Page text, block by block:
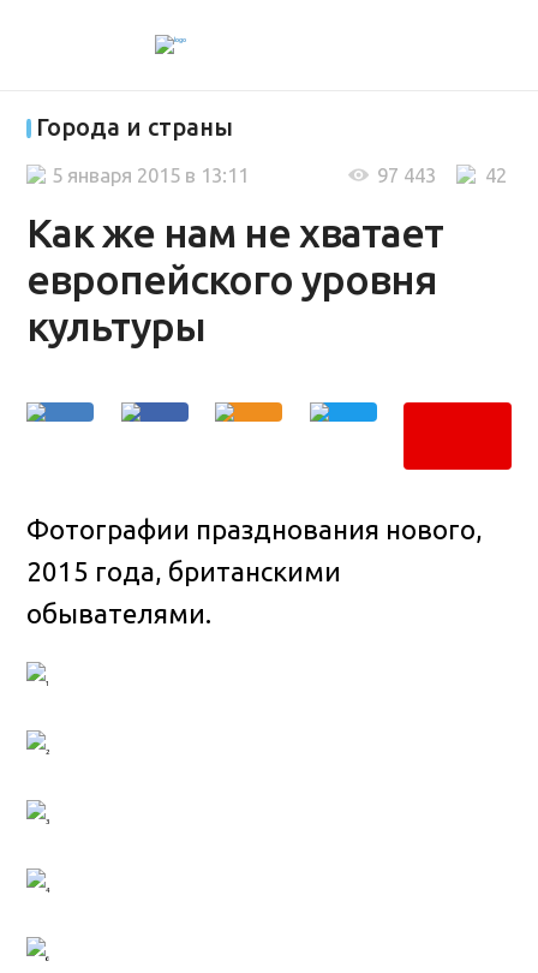
Города и страны
Как же нам не хватает
европейского уровня
культуры
42
97 443
5 января 2015 в 13:11
Фотографии празднования нового,
2015 года, британскими
обывателями.